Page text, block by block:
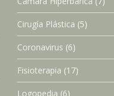
Cirugía Plástica (5)
Coronavirus (6)
Fisioterapia (17)
Logopedia (6)